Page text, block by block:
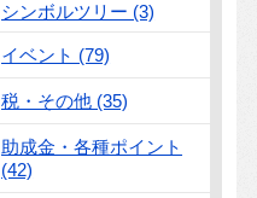
シンボルツリー (3)
イベント (79)
税・その他 (35)
助成金・各種ポイント
(42)